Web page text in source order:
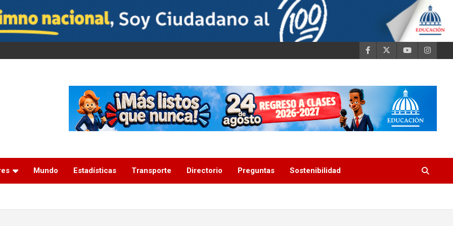
Mundo Estadísticas Transporte Directorio Preguntas Sostenibilidad